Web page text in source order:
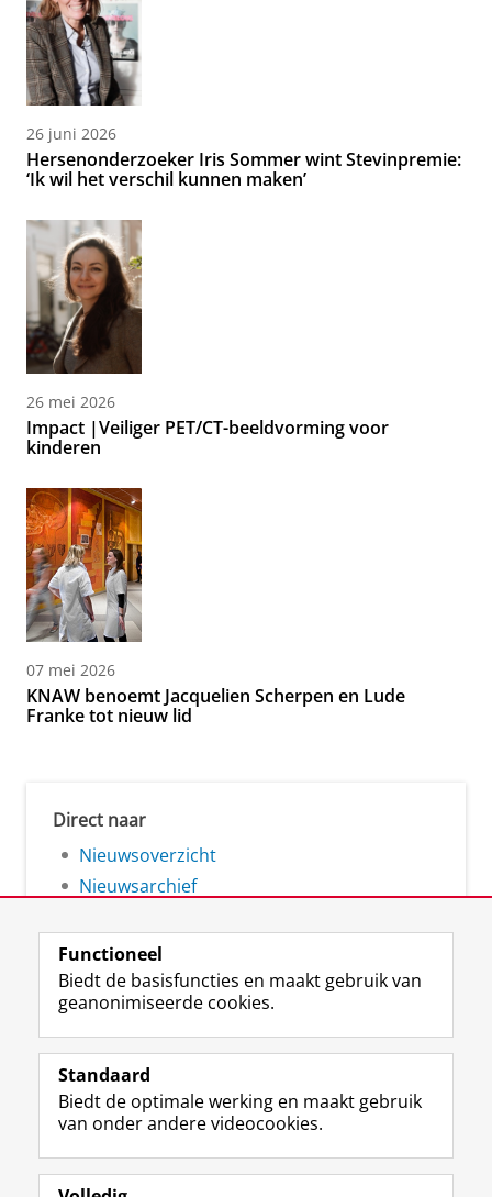
26 juni 2026
Hersenonderzoeker Iris Sommer wint Stevinpremie:
‘Ik wil het verschil kunnen maken’
26 mei 2026
Impact |Veiliger PET/CT-beeldvorming voor
kinderen
07 mei 2026
KNAW benoemt Jacquelien Scherpen en Lude
Franke tot nieuw lid
Direct naar
Nieuwsoverzicht
Nieuwsarchief
Volg de RUG
F
a
e
b
o
L
i
k
e
I
R
S
-
f
e
I
n
t
r
Y
o
T
e
Studiekiezers
Alumni
Functioneel
Biedt de basisfuncties en maakt gebruik van
geanonimiseerde cookies.
Standaard
Biedt de optimale werking en maakt gebruik
van onder andere videocookies.